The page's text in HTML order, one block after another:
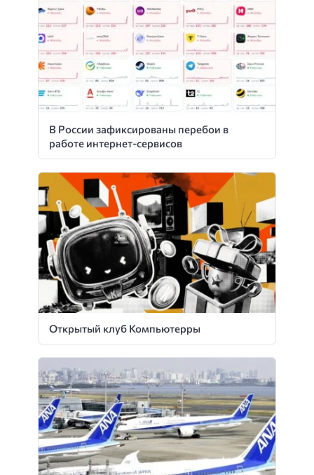
В России зафиксированы перебои в
работе интернет-сервисов
Открытый клуб Компьютерры